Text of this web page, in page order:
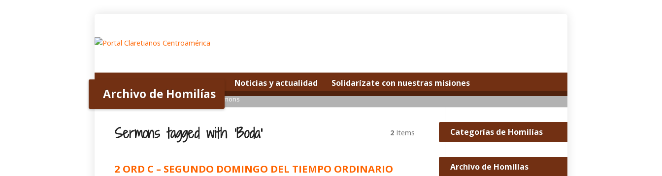
Noticias y actualidad Solidarízate con nuestras misiones
Archivo de Homilías
Home> Archivo de Homilías> Tagged Sermons
Sermons tagged with ‘Boda’ 2 Items
2 ORD C – SEGUNDO DOMINGO DEL TIEMPO ORDINARIO
Categorías de Homilías
Archivo de Homilías